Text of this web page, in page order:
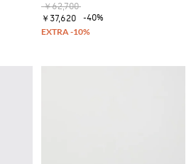
￥62,700
￥37,620
-40%